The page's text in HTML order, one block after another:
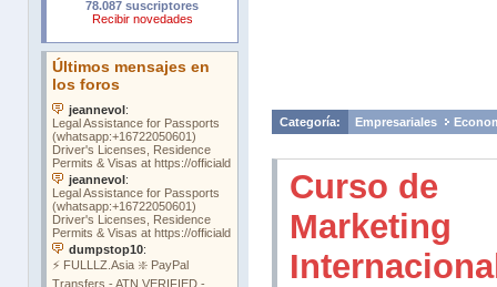
Categoría: Empresariales
Curso de
Marketing